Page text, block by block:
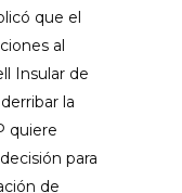
que el
al
Insular de
la
quiere
para
de